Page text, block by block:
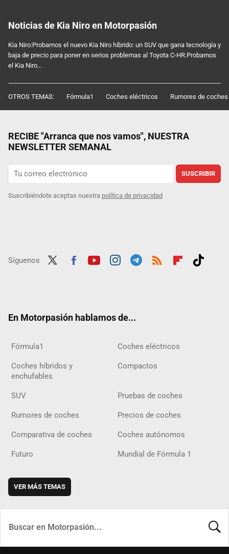
Noticias de Kia Niro en Motorpasión
Kia Niro:Probamos el nuevo Kia Niro híbrido: un SUV que gana tecnología y
baja de precio para poner en serios problemas al Toyota C-HR.Probamos
el Kia Niro...
OTROS TEMAS: Fórmula1 Coches eléctricos Rumores de coches
RECIBE "Arranca que nos vamos", NUESTRA
NEWSLETTER SEMANAL
SUSCRIBIR
Suscribiéndote aceptas nuestra política de privacidad
Síguenos
En Motorpasión hablamos de...
Fórmula1 Coches eléctricos
Coches híbridos y
enchufables
Compactos
SUV Pruebas de coches
Rumores de coches Precios de coches
Comparativa de coches Coches autónomos
Futuro Mundial de Fórmula 1
VER MÁS TEMAS